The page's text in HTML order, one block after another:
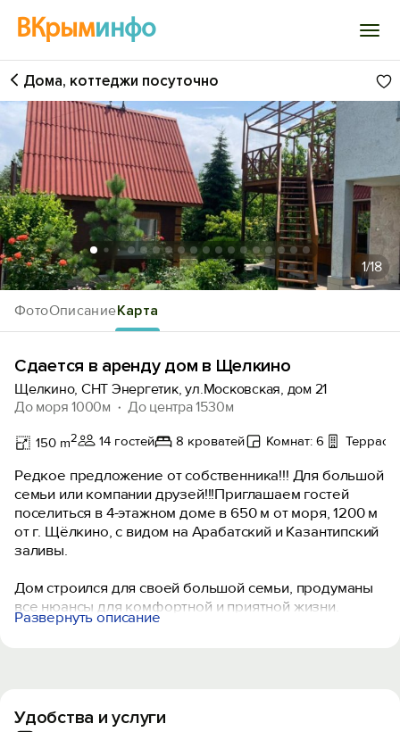
ВКрыминфо
Войти
Избранное
История просмотра
Добавить свой объект
ФотоОписаниеКарта
Дома, коттеджи посуточно
1/18
Сдается в аренду дом в Щелкино
Щелкино, СНТ Энергетик, ул.Московская, дом 21
До моря 1000м
До центра 1530м
150 m2 14 гостей 8 кроватей Комнат: 6
Редкое предложение от собственника!!! Для большой
семьи или компании друзей!!!Приглашаем гостей
поселиться в 4-этажном доме в 650 м от моря, 1200 м
от г. Щёлкино, с видом на Арабатский и Казантипский
заливы.
Дом строился для своей большой семьи, продуманы
все нюансы для комфортной и приятной жизни.
Приглашаю заинтересованных в
одной из многочисленных бухточек. 2—е
Развернуть описание
Удобства и услуги